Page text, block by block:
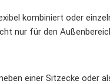
kombiniert oder
nur für den
einer Sitzecke oder